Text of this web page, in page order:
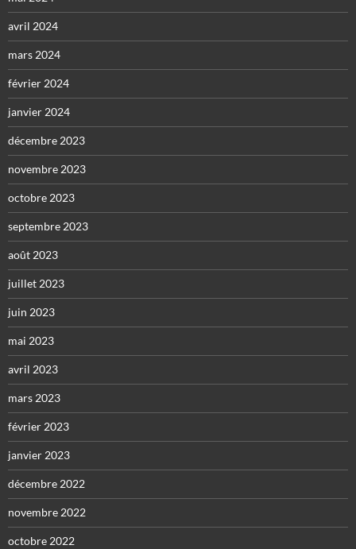
avril 2024
mars 2024
février 2024
janvier 2024
décembre 2023
novembre 2023
octobre 2023
septembre 2023
août 2023
juillet 2023
juin 2023
mai 2023
avril 2023
mars 2023
février 2023
janvier 2023
décembre 2022
novembre 2022
octobre 2022